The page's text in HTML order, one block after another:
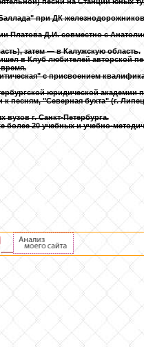
при ДК
Платова Д.И. совместно с
затем — в Калужскую область.
в Клуб любителей авторской
с присвоением
юридической
песням, "Северная бухта" (г.
г. Санкт-Петербурга.
20 учебных и учебно-